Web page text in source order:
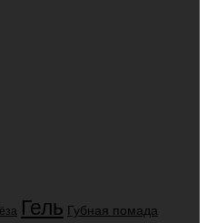
Гель Губная помада